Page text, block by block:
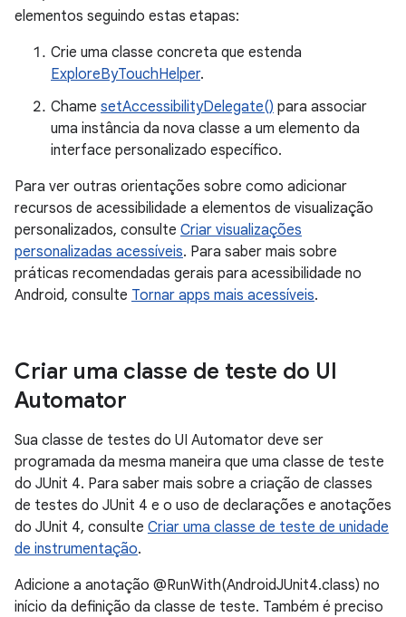
elementos seguindo estas etapas:
Crie uma classe concreta que estenda
ExploreByTouchHelper.
Chame setAccessibilityDelegate() para associar
uma instância da nova classe a um elemento da
interface personalizado específico.
Para ver outras orientações sobre como adicionar
recursos de acessibilidade a elementos de visualização
personalizados, consulte Criar visualizações
personalizadas acessíveis. Para saber mais sobre
práticas recomendadas gerais para acessibilidade no
Android, consulte Tornar apps mais acessíveis.
Criar uma classe de teste do UI
Automator
Sua classe de testes do UI Automator deve ser
programada da mesma maneira que uma classe de teste
do JUnit 4. Para saber mais sobre a criação de classes
de testes do JUnit 4 e o uso de declarações e anotações
do JUnit 4, consulte Criar uma classe de teste de unidade
de instrumentação.
Adicione a anotação @RunWith(AndroidJUnit4.class) no
início da definição da classe de teste. Também é preciso